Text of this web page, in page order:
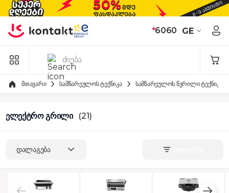
Skip to Content
*6060 GE
მთავარი სამზარეულოს ტექნიკა სამზარეულოს წვრილი ტექნიკა
ელექტრო გრილი (21)
დალაგება